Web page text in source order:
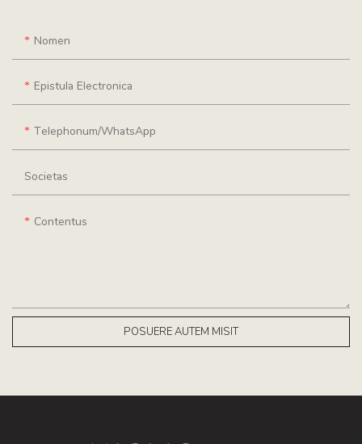
Nomen
Epistula Electronica
Telephonum/WhatsApp
Societas
Contentus
POSUERE AUTEM MISIT